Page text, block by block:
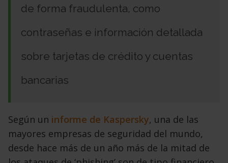
de forma fraudulenta, como
contraseñas e información detallada
sobre tarjetas de crédito y cuentas
bancarias
Según un informe de Kaspersky, una de las
mayores empresas de seguridad del mundo,
desde hace más de un año más de la mitad de